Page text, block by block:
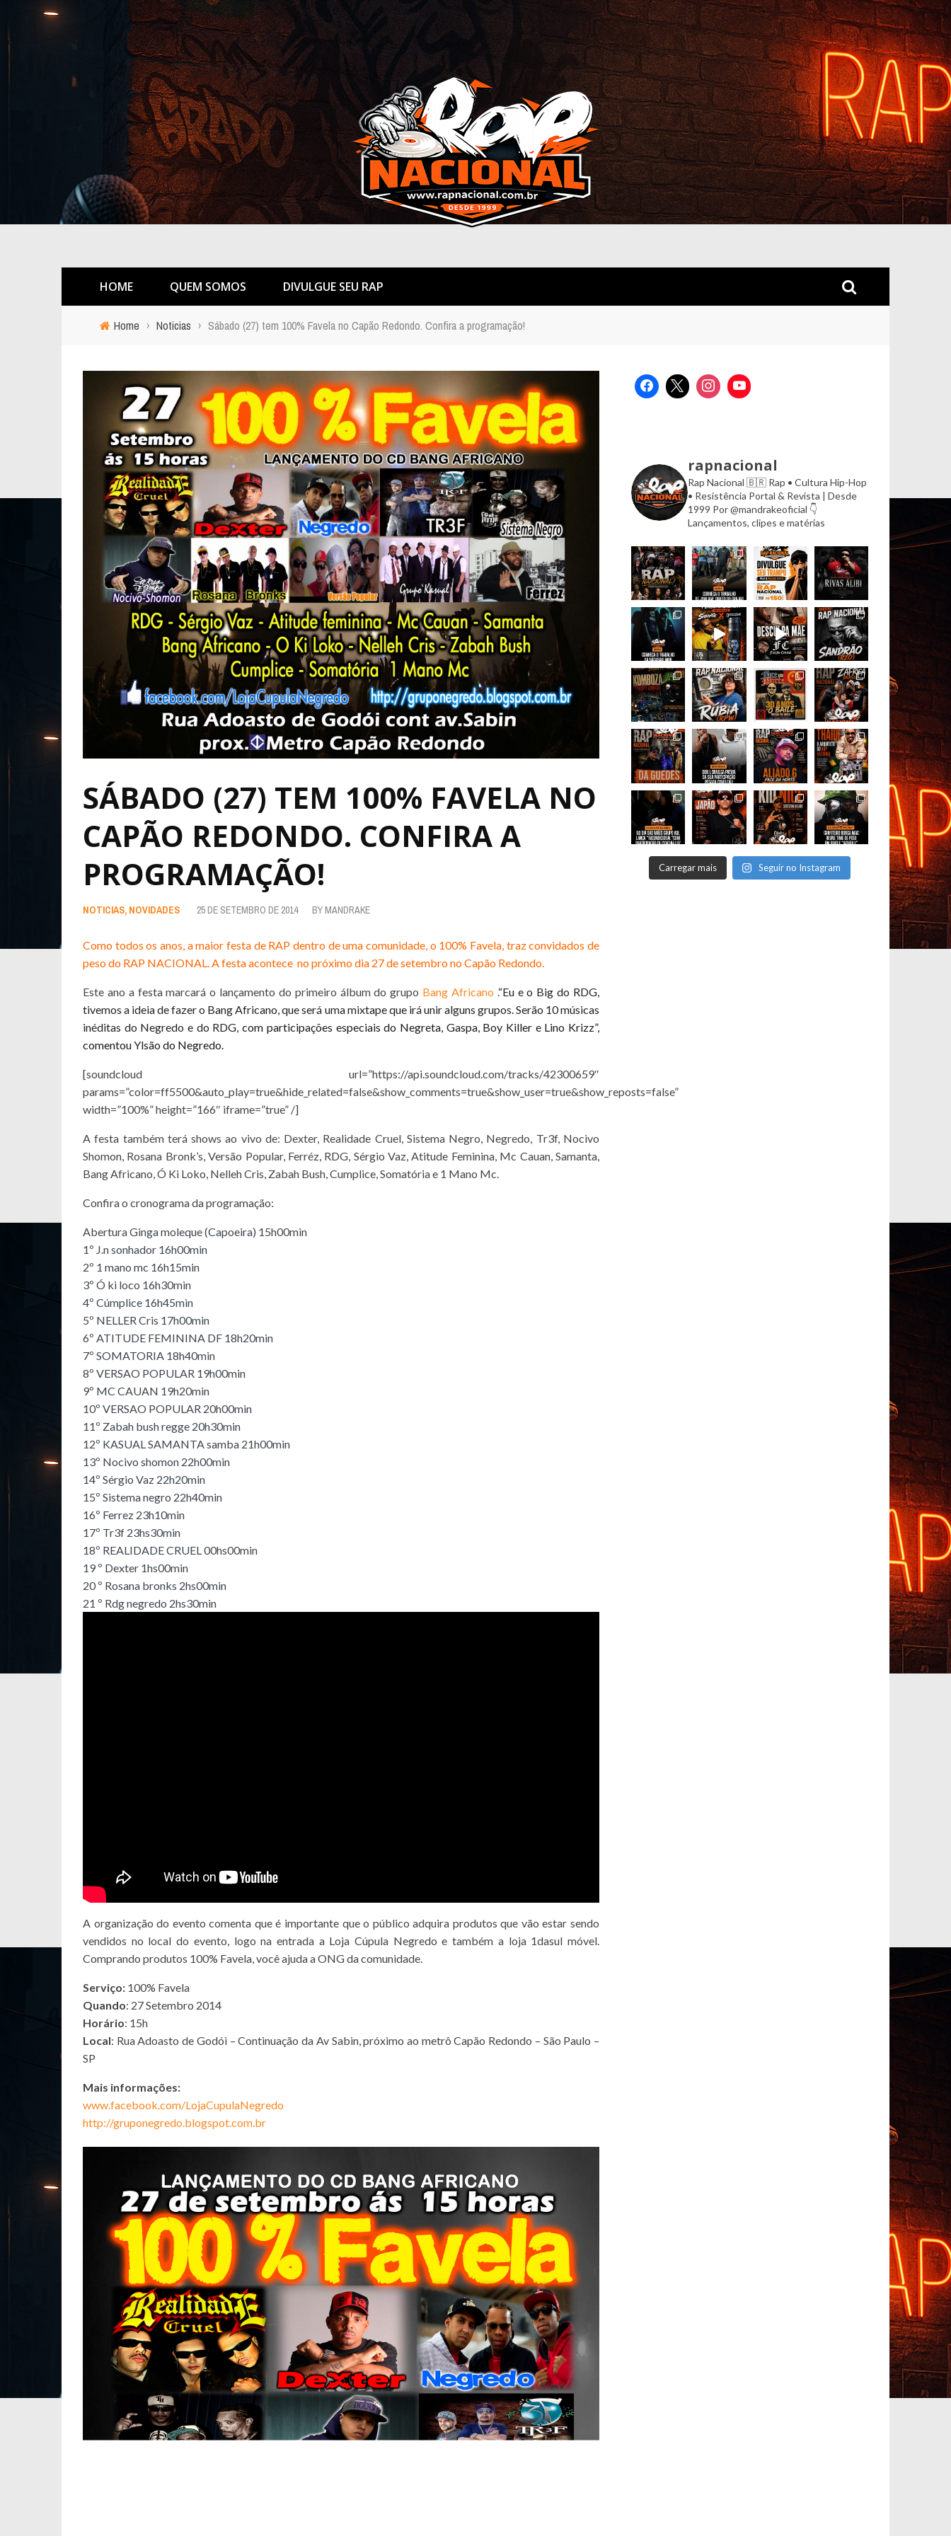
HOME QUEM SOMOS DIVULGUE SEU RAP
Home › Noticias › Sábado (27) tem 100% Favela no Capão Redondo. Confira a programação!
SÁBADO (27) TEM 100% FAVELA NO
CAPÃO REDONDO. CONFIRA A
PROGRAMAÇÃO!
NOTICIAS, NOVIDADES 25 DE SETEMBRO DE 2014 BY MANDRAKE
Como todos os anos, a maior festa de RAP dentro de uma comunidade, o 100% Favela, traz convidados de
peso do RAP NACIONAL. A festa acontece no próximo dia 27 de setembro no Capão Redondo.
Este ano a festa marcará o lançamento do primeiro álbum do grupo Bang Africano “Eu e o Big do RDG,
tivemos a ideia de fazer o Bang Africano , que será uma mixtape que irá unir alguns grupos. Serão 10 músicas
inéditas do Negredo e do RDG, com participações especiais do Negreta, Gaspa, Boy Killer e Lino Krizz”,
comentou Ylsão do Negredo.
[soundcloud url=”https://api.soundcloud.com/tracks/42300659″
params=”color=ff5500&auto_play=true&hide_related=false&show_comments=true&show_user=true&show_reposts=false”
width=”100%” height=”166″ iframe=”true” /]
A festa também terá shows ao vivo de: Dexter, Realidade Cruel, Sistema Negro, Negredo, Tr3f, Nocivo
Shomon, Rosana Bronk’s, Versão Popular, Ferréz, RDG, Sérgio Vaz, Atitude Feminina, Mc Cauan, Samanta,
Bang Africano, Ó Ki Loko, Nelleh Cris, Zabah Bush, Cumplice, Somatória e 1 Mano Mc.
Confira o cronograma da programação:
Abertura Ginga moleque (Capoeira) 15h00min
1º J.n sonhador 16h00min
2º 1 mano mc 16h15min
3º Ó ki loco 16h30min
4º Cúmplice 16h45min
5º NELLER Cris 17h00min
6º ATITUDE FEMININA DF 18h20min
7º SOMATORIA 18h40min
8º VERSAO POPULAR 19h00min
9º MC CAUAN 19h20min
10º VERSAO POPULAR 20h00min
11º Zabah bush regge 20h30min
12º KASUAL SAMANTA samba 21h00min
13º Nocivo shomon 22h00min
14º Sérgio Vaz 22h20min
15º Sistema negro 22h40min
16º Ferrez 23h10min
17º Tr3f 23hs30min
18º REALIDADE CRUEL 00hs00min
19 º Dexter 1hs00min
20 º Rosana bronks 2hs00min
21 º Rdg negredo 2hs30min
A organização do evento comenta que é importante que o público adquira produtos que vão estar sendo
vendidos no local do evento, logo na entrada a Loja Cúpula Negredo e também a loja 1dasul móvel.
Comprando produtos 100% Favela, você ajuda a ONG da comunidade.
Serviço: 100% Favela
Quando: 27 Setembro 2014
Horário: 15h
Local: Rua Adoasto de Godói – Continuação da Av Sabin, próximo ao metrô Capão Redondo – São Paulo –
SP
Mais informações:
www.facebook.com/LojaCupulaNegredo
http://gruponegredo.blogspot.com.br
rapnacional
Rap Nacional 🇧🇷 Rap • Cultura Hip-Hop
• Resistência Portal & Revista | Desde
1999 Por @mandrakeoficial 👇
Lançamentos, clipes e matérias
Carregar mais Seguir no Instagram